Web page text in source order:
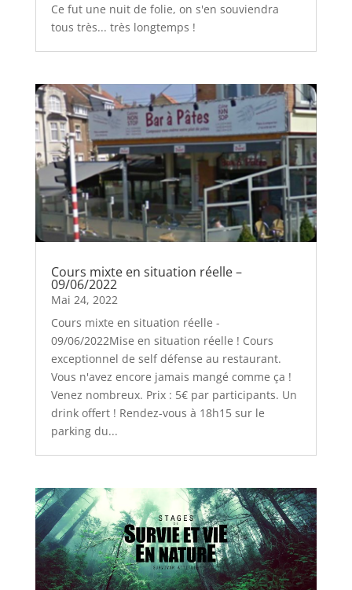
Ce fut une nuit de folie, on s'en souviendra
tous très... très longtemps !
Cours mixte en situation réelle –
09/06/2022
Mai 24, 2022
Cours mixte en situation réelle -
09/06/2022Mise en situation réelle ! Cours
exceptionnel de self défense au restaurant.
Vous n'avez encore jamais mangé comme ça !
Venez nombreux. Prix : 5€ par participants. Un
drink offert ! Rendez-vous à 18h15 sur le
parking du...